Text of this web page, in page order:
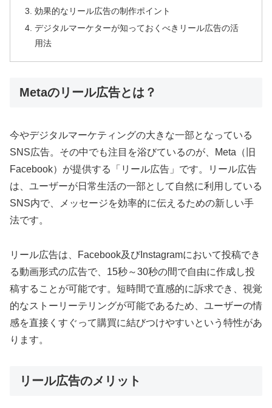
効果的なリール広告の制作ポイント
デジタルマーケターが知っておくべきリール広告の活
用法
Metaのリール広告とは？
今やデジタルマーケティングの大きな一部となっている
SNS広告。その中でも注目を浴びているのが、Meta（旧
Facebook）が提供する「リール広告」です。リール広告
は、ユーザーが日常生活の一部として自然に利用している
SNS内で、メッセージを効率的に伝えるための新しい手
法です。
リール広告は、Facebook及びInstagramにおいて投稿でき
る動画形式の広告で、15秒～30秒の間で自由に作成し投
稿することが可能です。短時間で直感的に訴求でき、視覚
的なストーリーテリングが可能であるため、ユーザーの情
感を直接くすぐって購買に結びつけやすいという特性があ
ります。
リール広告のメリット